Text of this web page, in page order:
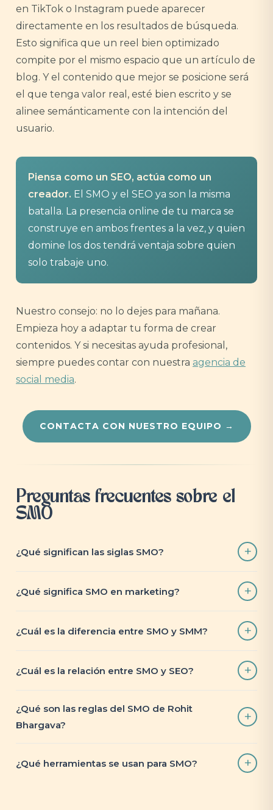
en TikTok o Instagram puede aparecer
directamente en los resultados de búsqueda.
Esto significa que un reel bien optimizado
compite por el mismo espacio que un artículo de
blog. Y el contenido que mejor se posicione será
el que tenga valor real, esté bien escrito y se
alinee semánticamente con la intención del
usuario.
Piensa como un SEO, actúa como un
creador. El SMO y el SEO ya son la misma
batalla. La presencia online de tu marca se
construye en ambos frentes a la vez, y quien
domine los dos tendrá ventaja sobre quien
solo trabaje uno.
Nuestro consejo: no lo dejes para mañana.
Empieza hoy a adaptar tu forma de crear
contenidos. Y si necesitas ayuda profesional,
siempre puedes contar con nuestra agencia de
social media.
CONTACTA CON NUESTRO EQUIPO →
Preguntas frecuentes sobre el
SMO
¿Qué significan las siglas SMO?
¿Qué significa SMO en marketing?
¿Cuál es la diferencia entre SMO y SMM?
¿Cuál es la relación entre SMO y SEO?
¿Qué son las reglas del SMO de Rohit
Bhargava?
¿Qué herramientas se usan para SMO?